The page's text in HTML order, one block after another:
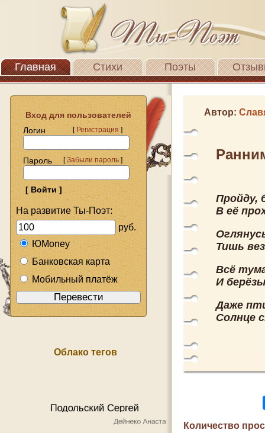
Главная Стихи Поэты
Вход для пользователей
Логин
[Регистрация]
Пароль [Забыли пароль]
На развитие Ты-Поэт:
руб.
ЮMoney
Банковская карта
Мобильный платёж
Облако тегов
Автор:
Пройду,
В её
Тишь
Всё
И
Даже
Солнце
Количество